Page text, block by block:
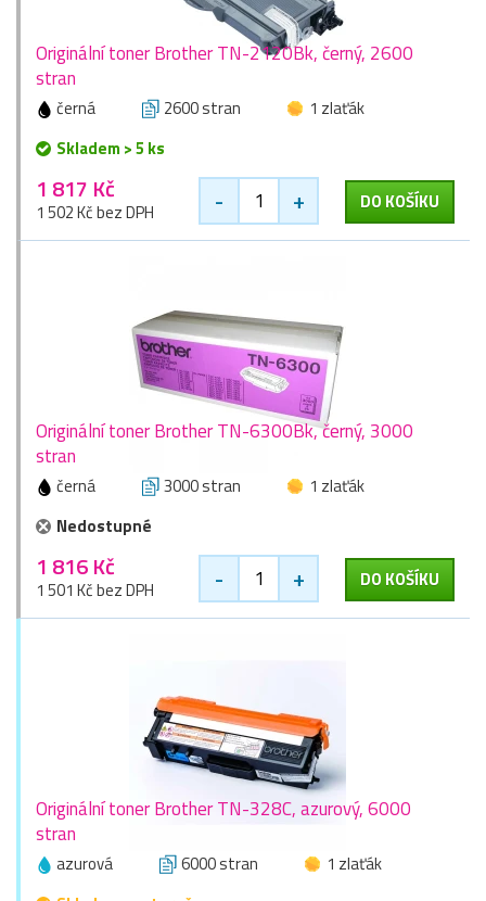
Originální toner Brother TN-2120Bk, černý, 2600
stran
černá 2600 stran
1 zlaťák
Skladem > 5 ks
1 817 Kč
1 502 Kč bez DPH - + DO KOŠÍKU
Originální toner Brother TN-6300Bk, černý, 3000
stran
černá 3000 stran
1 zlaťák
Nedostupné
1 816 Kč
1 501 Kč bez DPH - + DO KOŠÍKU
Originální toner Brother TN-328C, azurový, 6000
stran
azurová 6000 stran
1 zlaťák